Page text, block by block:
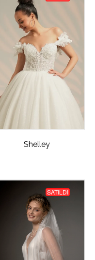
Shelley
SATILDI